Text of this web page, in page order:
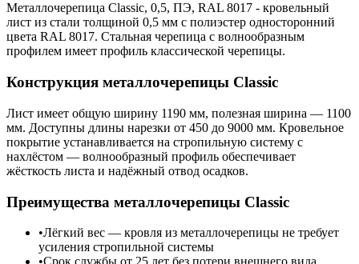
Металлочерепица Classic, 0,5, ПЭ, RAL 8017 - кровельный
лист из стали толщиной 0,5 мм с полиэстер односторонний
цвета RAL 8017. Стальная черепица с волнообразным
профилем имеет профиль классической черепицы.
Конструкция металлочерепицы Classic
Лист имеет общую ширину 1190 мм, полезная ширина — 1100
мм. Доступны длины нарезки от 450 до 9000 мм. Кровельное
покрытие устанавливается на стропильную систему с
нахлёстом — волнообразный профиль обеспечивает
жёсткость листа и надёжный отвод осадков.
Преимущества металлочерепицы Classic
Лёгкий вес — кровля из металлочерепицы не требует
усиления стропильной системы